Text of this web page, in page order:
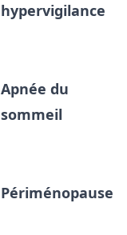
hypervigilance
Apnée du
sommeil
Périménopause